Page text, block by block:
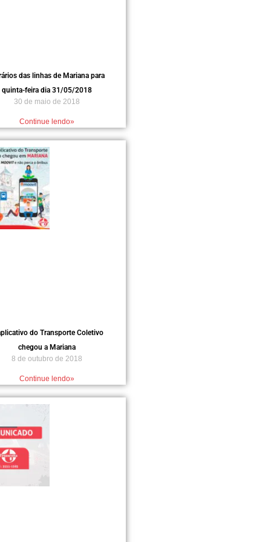
das linhas de Mariana para
quinta-feira dia 31/05/2018
30 de maio de 2018
Continue lendo»
do Transporte Coletivo
chegou a Mariana
8 de outubro de 2018
Continue lendo»